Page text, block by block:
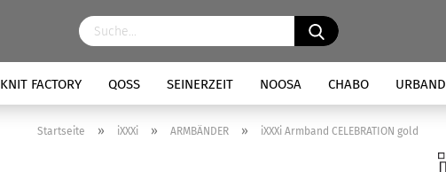
KNIT FACTORY QOSS SEINERZEIT NOOSA CHABO URBAND
Startseite » iXXXi » ARMBÄNDER » iXXXi Armband CELEBRATION gold